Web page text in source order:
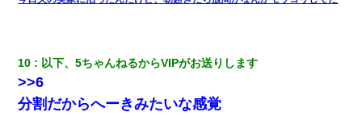
【不幸な結婚式】新郎親族「ブスのくせにドレスなんか着ちゃっ
てさ～ほんと恥ずかしいわよね～（大声」新郎両親「！！！（土
下座」→ 結果・・・
10 以下、5ちゃんねるからVIPがお送りします
>>6
分割だからへーきみたいな感覚